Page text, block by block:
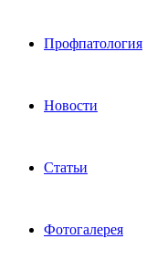
Профпатология
Новости
Статьи
Фотогалерея